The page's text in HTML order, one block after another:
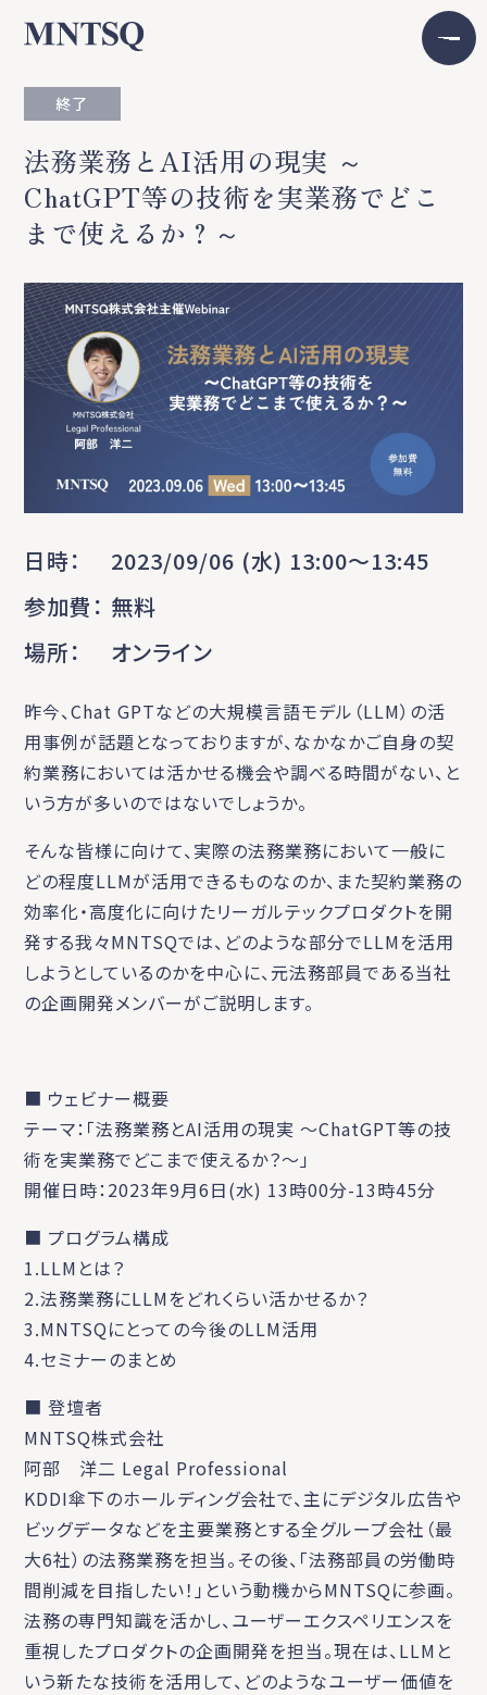
終了
法務業務とAI活用の現実 ～
ChatGPT等の技術を実業務でどこ
まで使えるか？～
日時
2023/09/06 (水) 13:00〜13:45
参加費
無料
場所
オンライン
昨今、Chat GPTなどの大規模言語モデル（LLM）の活
用事例が話題となっておりますが、なかなかご自身の契
約業務においては活かせる機会や調べる時間がない、と
いう方が多いのではないでしょうか。
そんな皆様に向けて、実際の法務業務において一般に
どの程度LLMが活用できるものなのか、また契約業務の
効率化・高度化に向けたリーガルテックプロダクトを開
発する我々MNTSQでは、どのような部分でLLMを活用
しようとしているのかを中心に、元法務部員である当社
の企画開発メンバーがご説明します。
■ ウェビナー概要
テーマ：「法務業務とAI活用の現実 ～ChatGPT等の技
術を実業務でどこまで使えるか？～」
開催日時：2023年9月6日(水) 13時00分-13時45分
■ プログラム構成
1.LLMとは？
2.法務業務にLLMをどれくらい活かせるか？
3.MNTSQにとっての今後のLLM活用
4.セミナーのまとめ
■ 登壇者
MNTSQ株式会社
阿部 洋二 Legal Professional
KDDI傘下のホールディング会社で、主にデジタル広告や
ビッグデータなどを主要業務とする全グループ会社（最
大6社）の法務業務を担当。その後、「法務部員の労働時
間削減を目指したい！」という動機からMNTSQに参画。
法務の専門知識を活かし、ユーザーエクスペリエンスを
重視したプロダクトの企画開発を担当。現在は、LLMと
いう新たな技術を活用して、どのようなユーザー価値を